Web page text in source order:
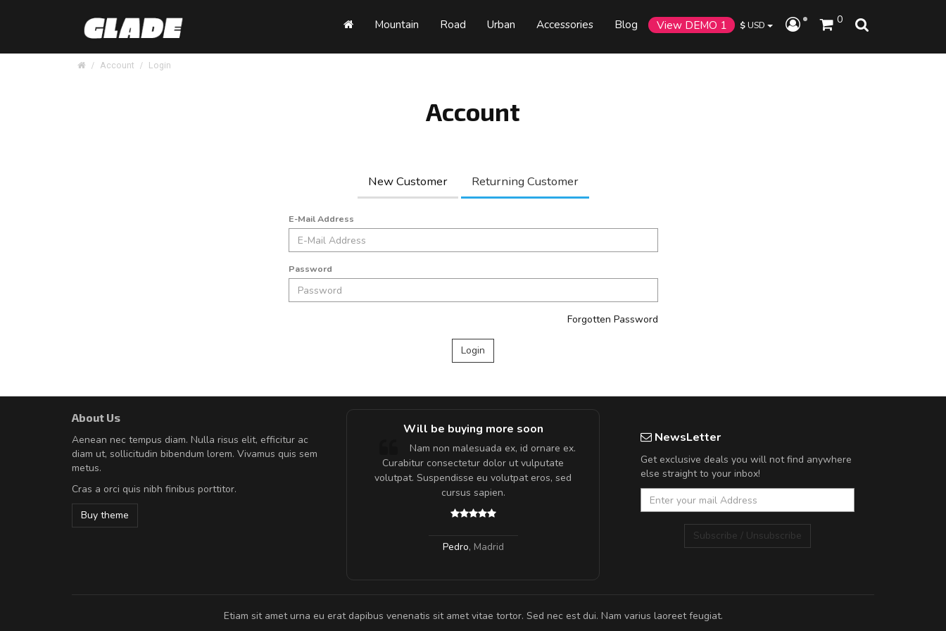
$USD 0
Mountain Road Urban Accessories Blog View DEMO 1
Account Login
Account
New Customer Returning Customer
E-Mail Address
Password
Forgotten Password
About Us
Aenean nec tempus diam. Nulla risus elit, efficitur ac
diam ut, sollicitudin bibendum lorem. Vivamus quis sem
metus.
Cras a orci quis nibh finibus porttitor.
Buy theme
Sed pellentesque hendrerit felis, eu
rutrum turpis ultricies et. Nunc mollis justo
In et fermentum massa. Nam et magna ante.
Will be buying more soon
Nam non malesuada ex, id ornare ex.
Curabitur consectetur dolor ut vulputate
volutpat. Suspendisse eu volutpat eros, sed
cursus sapien.
Pedro, Madrid
NewsLetter
Get exclusive deals you will not find anywhere
else straight to your inbox!
Subscribe / Unsubscribe
Etiam sit amet urna eu erat dapibus venenatis sit amet vitae tortor. Sed nec est dui. Nam varius laoreet feugiat.